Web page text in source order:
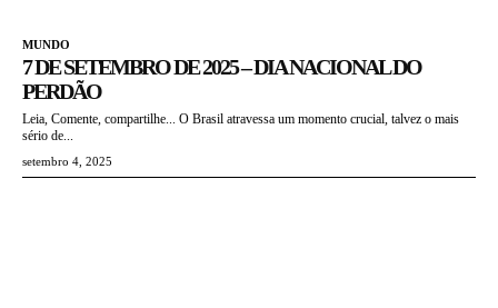
MUNDO
7 DE SETEMBRO DE 2025 – DIA NACIONAL DO
PERDÃO
Leia, Comente, compartilhe... O Brasil atravessa um momento crucial, talvez o mais
sério de...
setembro 4, 2025